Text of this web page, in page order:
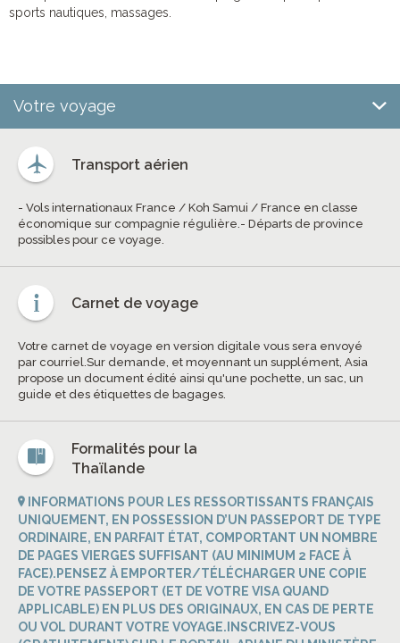
sports nautiques, massages.
Votre voyage
Transport aérien
- Vols internationaux France / Koh Samui / France en classe
économique sur compagnie régulière.- Départs de province
possibles pour ce voyage.
Carnet de voyage
Votre carnet de voyage en version digitale vous sera envoyé
par courriel.Sur demande, et moyennant un supplément, Asia
propose un document édité ainsi qu'une pochette, un sac, un
guide et des étiquettes de bagages.
Formalités pour la
Thaïlande
INFORMATIONS POUR LES RESSORTISSANTS FRANÇAIS
UNIQUEMENT, EN POSSESSION D’UN PASSEPORT DE TYPE
ORDINAIRE, EN PARFAIT ÉTAT, COMPORTANT UN NOMBRE
DE PAGES VIERGES SUFFISANT (AU MINIMUM 2 FACE À
FACE).PENSEZ À EMPORTER/TÉLÉCHARGER UNE COPIE
DE VOTRE PASSEPORT (ET DE VOTRE VISA QUAND
APPLICABLE) EN PLUS DES ORIGINAUX, EN CAS DE PERTE
OU VOL DURANT VOTRE VOYAGE.INSCRIVEZ-VOUS